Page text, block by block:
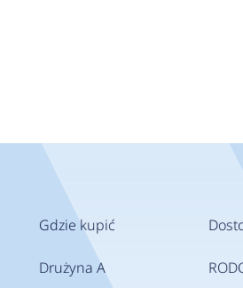
Gdzie kupić
Drużyna A